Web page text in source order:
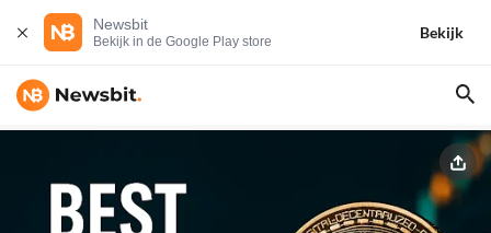
Newsbit
Bekijk in de Google Play store
Bekijk